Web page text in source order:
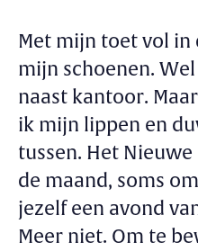
Met mijn toet vol in
mijn schoenen.
naast kantoor.
ik mijn lippen en
tussen. Het
de maand, soms
jezelf een avond
Meer niet. Om te